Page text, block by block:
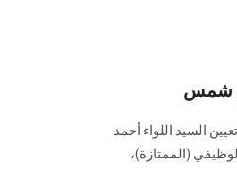
شمس
السيد اللواء أحمد
(الممتازة)،